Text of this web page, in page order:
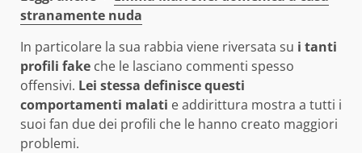
stranamente nuda
In particolare la sua rabbia viene riversata su i tanti
profili fake che le lasciano commenti spesso
offensivi. Lei stessa definisce questi
comportamenti malati e addirittura mostra a tutti i
suoi fan due dei profili che le hanno creato maggiori
problemi.